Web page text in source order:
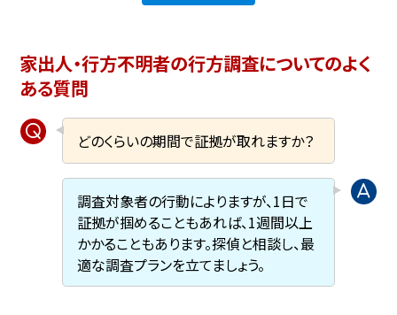
家出人・行方不明者の行方調査についてのよく
ある質問
どのくらいの期間で証拠が取れますか？
調査対象者の行動によりますが、1日で
証拠が掴めることもあれば、1週間以上
かかることもあります。探偵と相談し、最
適な調査プランを立てましょう。